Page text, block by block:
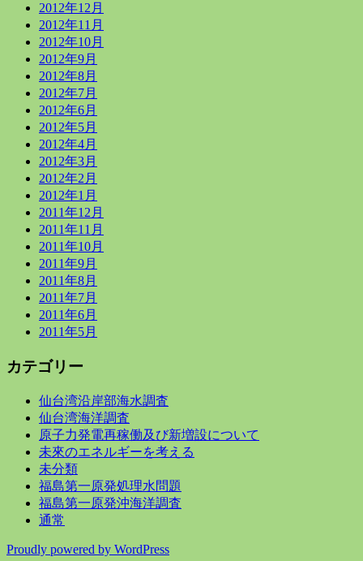
2012年12月
2012年11月
2012年10月
2012年9月
2012年8月
2012年7月
2012年6月
2012年5月
2012年4月
2012年3月
2012年2月
2012年1月
2011年12月
2011年11月
2011年10月
2011年9月
2011年8月
2011年7月
2011年6月
2011年5月
カテゴリー
仙台湾沿岸部海水調査
仙台湾海洋調査
原子力発電再稼働及び新増設について
未來のエネルギーを考える
未分類
福島第一原発処理水問題
福島第一原発沖海洋調査
通常
Proudly powered by WordPress